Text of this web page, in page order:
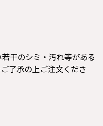
干のシミ・汚れ等がある
了承の上ご注文くださ